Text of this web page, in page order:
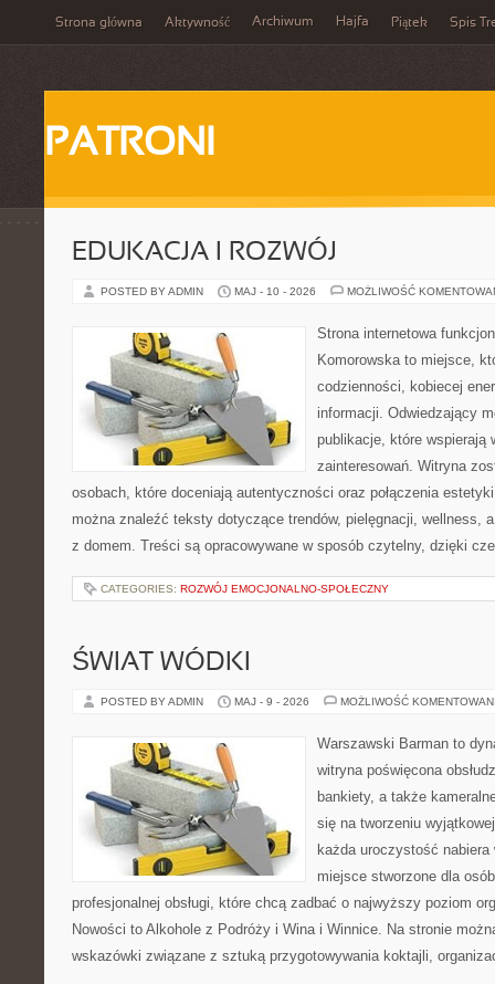
Strona główna Aktywność Archiwum Hajfa Piątek Spis
PATRONI
EDUKACJA I ROZWÓJ
POSTED BY ADMIN MAJ - 10 - 2026 MOŻLIWOŚĆ
Strona internetowa
Komorowska to miejsce,
codzienności, kobiecej
informacji. Odwiedzający
publikacje, które wspierają
zainteresowań. Witryna
osobach, które doceniają autentyczności oraz połączenia
można znaleźć teksty dotyczące trendów, pielęgnacji, wellness,
z domem. Treści są opracowywane w sposób czytelny, dzięki
CATEGORIES: ROZWÓJ EMOCJONALNO-SPOŁECZNY
ŚWIAT WÓDKI
POSTED BY ADMIN MAJ - 9 - 2026 MOŻLIWOŚĆ
Warszawski Barman to
witryna poświęcona
bankiety, a także
się na tworzeniu
każda uroczystość
miejsce stworzone dla
profesjonalnej obsługi, które chcą zadbać o najwyższy poziom
Nowości to Alkohole z Podróży i Wina i Winnice. Na stronie
wskazówki związane z sztuką przygotowywania koktajli,